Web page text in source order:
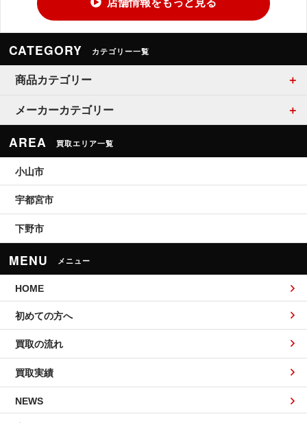
店舗情報をもっと見る
CATEGORY カテゴリー一覧
商品カテゴリー
メーカーカテゴリー
AREA 買取エリア一覧
小山市
宇都宮市
下野市
MENU メニュー
HOME
初めての方へ
買取の流れ
買取実績
NEWS